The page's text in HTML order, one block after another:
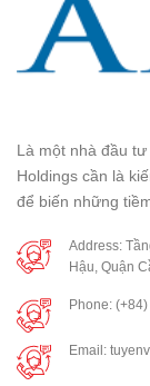
Là một nhà đầu
Holdings cần là
để biến những
Address:
Hậu, Quận
Phone:
Email: